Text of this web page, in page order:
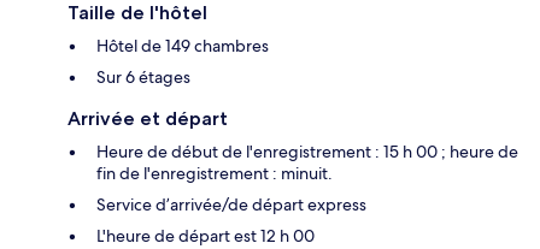
Taille de l'hôtel
Hôtel de 149 chambres
Sur 6 étages
Arrivée et départ
Heure de début de l'enregistrement : 15 h 00 ; heure de
fin de l'enregistrement : minuit.
Service d’arrivée/de départ express
L'heure de départ est 12 h 00